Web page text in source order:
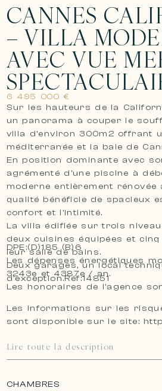
CANNES
– VILLA
AVEC VUE
6 495 000 €
Sur les hauteurs de la
un panorama à couper le
villa d’environ 300m2 offrant
méditerranée et la baie de
En position dominante avec
agrémenté d’une piscine à
moderne entièrement
qualité bénéficie de spacieux
confort et l’intimité.
La villa édifiée sur trois
deux cuisines équipées et
leur salle de bains.
Deux garages, un local
d’exception.Réf:14851
DPE:(D)185 (B)6
Les dépenses énergétiques
3243e et 4387e / an.
Les honoraires de l’agence
Les informations sur les
sont disponible sur le site:
Lire toute la description
CHAMBRES